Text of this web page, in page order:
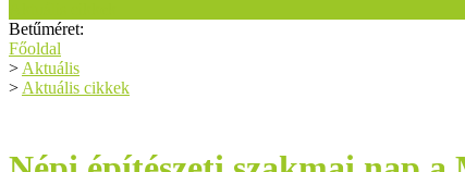
Betűméret:
Főoldal
> Aktuális
> Aktuális cikkek